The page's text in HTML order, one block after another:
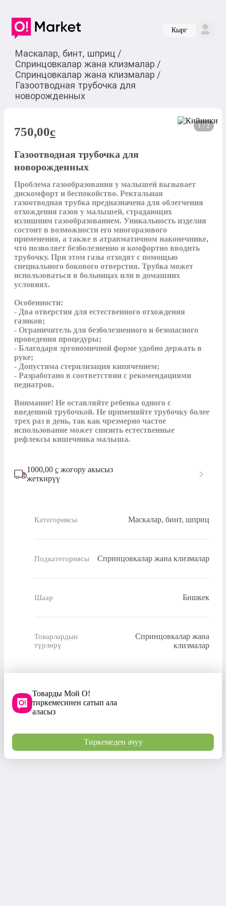
Кырг
Маскалар, бинт, шприц /
Спринцовкалар жана клизмалар /
Спринцовкалар жана клизмалар /
Газоотводная трубочка для
новорожденных
1 / 2
750,00c
Газоотводная трубочка для
новорожденных
Проблема газообразования у малышей вызывает
дискомфорт и беспокойство. Ректальная
газоотводная трубка предназначена для облегчения
отхождения газов у малышей, страдающих
излишним газообразованием. Уникальность изделия
состоит в возможности его многоразового
применения, а также в атравматичном наконечнике,
что позволяет безболезненно и комфортно вводить
трубочку. При этом газы отходят с помощью
специального бокового отверстия. Трубка может
использоваться в больницах или в домашних
условиях.
Особенности:
- Два отверстия для естественного отхождения
газиков;
- Ограничитель для безболезненного и безопасного
проведения процедуры;
- Благодаря эргономичной форме удобно держать в
руке;
- Допустима стерилизация кипячением;
- Разработано в соответствии с рекомендациями
педиатров.
Внимание! Не оставляйте ребенка одного с
введенной трубочкой. Не применяйте трубочку более
трех раз в день, так как чрезмерно частое
использование может снизить естественные
рефлексы кишечника малыша.
1000,00 с жогору акысыз
жеткирүү
Категориясы Маскалар, бинт, шприц
Подкатегориясы Спринцовкалар жана клизмалар
Шаар Бишкек
Товарлардын
түрлөрү
Спринцовкалар жана
клизмалар
Товарды Мой О!
тиркемесинен сатып ала
аласыз
Тиркемеден ачуу